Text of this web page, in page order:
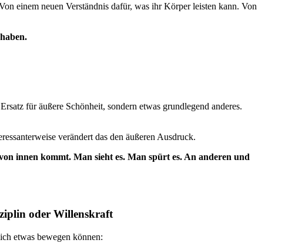
einem neuen Verständnis dafür, was ihr Körper leisten kann. Von
für äußere Schönheit, sondern etwas grundlegend anderes.
verändert das den äußeren Ausdruck.
innen kommt. Man sieht es. Man spürt es. An anderen und
oder Willenskraft
etwas bewegen können: